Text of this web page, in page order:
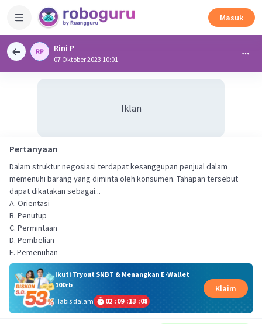
Masuk
Rini P
07 Oktober 2023 10:01
Iklan
Pertanyaan
Dalam struktur negosiasi terdapat kesanggupan penjual dalam
memenuhi barang yang diminta oleh konsumen. Tahapan tersebut
dapat dikatakan sebagai...
A. Orientasi
B. Penutup
C. Permintaan
D. Pembelian
E. Pemenuhan
Ikuti Tryout SNBT & Menangkan E-Wallet
100rb
Habis dalam
02 :09 :13 :08
Klaim